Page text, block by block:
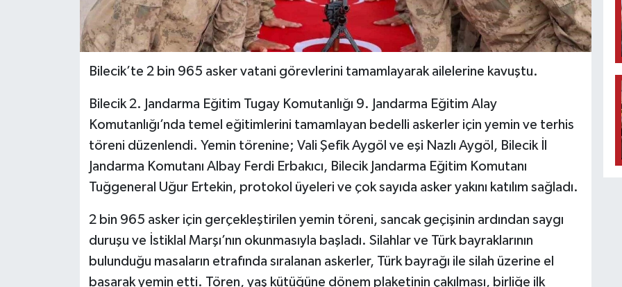
Bilecik’te 2 bin 965 asker vatani görevlerini tamamlayarak ailelerine kavuştu.
Bilecik 2. Jandarma Eğitim Tugay Komutanlığı 9. Jandarma Eğitim Alay
Komutanlığı’nda temel eğitimlerini tamamlayan bedelli askerler için yemin ve terhis
töreni düzenlendi. Yemin törenine; Vali Şefik Aygöl ve eşi Nazlı Aygöl, Bilecik İl
Jandarma Komutanı Albay Ferdi Erbakıcı, Bilecik Jandarma Eğitim Komutanı
Tuğgeneral Uğur Ertekin, protokol üyeleri ve çok sayıda asker yakını katılım sağladı.
2 bin 965 asker için gerçekleştirilen yemin töreni, sancak geçişinin ardından saygı
duruşu ve İstiklal Marşı’nın okunmasıyla başladı. Silahlar ve Türk bayraklarının
bulunduğu masaların etrafında sıralanan askerler, Türk bayrağı ile silah üzerine el
basarak yemin etti. Tören, yaş kütüğüne dönem plaketinin çakılması, birliğe ilk